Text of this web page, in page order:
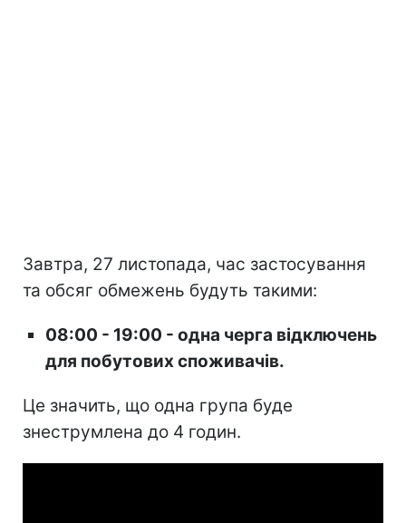
Завтра, 27 листопада, час застосування
та обсяг обмежень будуть такими:
08:00 - 19:00 - одна черга відключень
для побутових споживачів.
Це значить, що одна група буде
знеструмлена до 4 годин.